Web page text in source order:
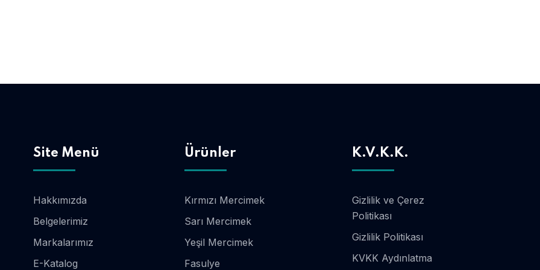
Site Menü
Hakkımızda
Belgelerimiz
Markalarımız
E-Katalog
Ürünler
Kırmızı Mercimek
Sarı Mercimek
Yeşil Mercimek
Fasulye
K.V.K.K.
Gizlilik ve Çerez
Politikası
Gizlilik Politikası
KVKK Aydınlatma